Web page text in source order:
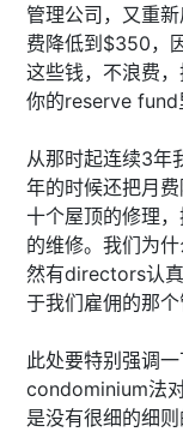
管理公司，又重
费降低到$350，
这些钱，不浪费
你的reserve fund
从那时起连续3年
年的时候还把月
十个屋顶的修理
的维修。我们为
然有directors认
于我们雇佣的那个
此处要特别强调
condominium法
是没有很细的细